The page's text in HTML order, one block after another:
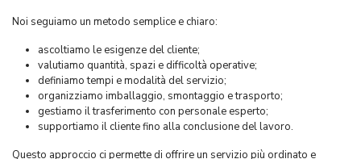
Noi seguiamo un metodo semplice e chiaro:
ascoltiamo le esigenze del cliente;
valutiamo quantità, spazi e difficoltà operative;
definiamo tempi e modalità del servizio;
organizziamo imballaggio, smontaggio e trasporto;
gestiamo il trasferimento con personale esperto;
supportiamo il cliente fino alla conclusione del lavoro.
Questo approccio ci permette di offrire un servizio più ordinato e